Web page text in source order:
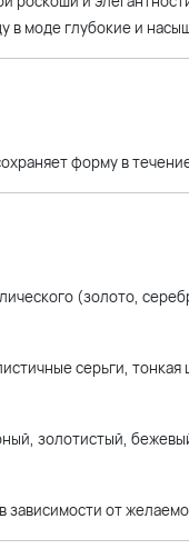
в моде глубокие и
форму в
(золото,
серьги, тонкая
золотистый,
зависимости от